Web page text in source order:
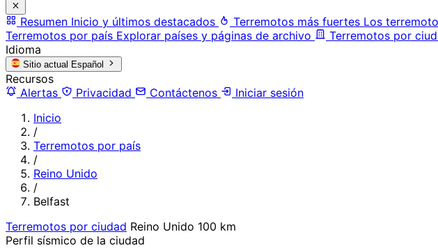
Resumen Inicio y últimos destacados Terremotos más fuertes Los
Terremotos por país Explorar países y páginas de archivo Terremotos por
Idioma
Sitio actual Español
Recursos
Alertas
Privacidad Contáctenos
Iniciar sesión
Inicio
/
Terremotos por país
/
Reino Unido
/
Belfast
Terremotos por ciudad Reino Unido 100 km
Perfil sísmico de la ciudad